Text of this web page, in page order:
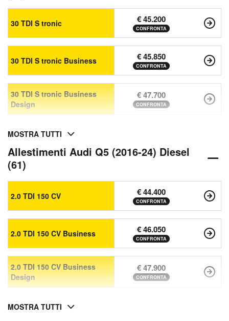
30 TDI S tronic € 45.200
CONFRONTA
30 TDI S tronic Business € 45.850
CONFRONTA
30 TDI S tronic Business
Design
€ 47.700
CONFRONTA
MOSTRA TUTTI
Allestimenti Audi Q5 (2016-24) Diesel
(61)
2.0 TDI 150 CV € 44.400
CONFRONTA
2.0 TDI 150 CV Business € 46.050
CONFRONTA
2.0 TDI 150 CV Business
Design
€ 47.900
CONFRONTA
MOSTRA TUTTI